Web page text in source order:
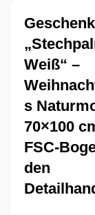
Weiß“ –
s
70×100
FSC-
den